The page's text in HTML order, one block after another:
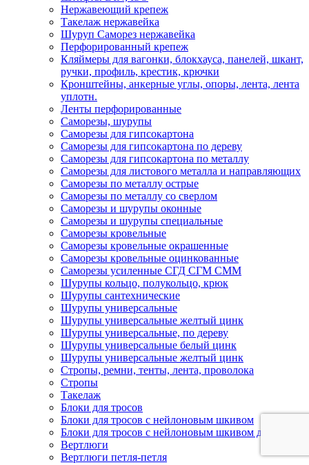
Нержавеющий крепеж
Такелаж нержавейка
Шуруп Саморез нержавейка
Перфорированный крепеж
Кляймеры для вагонки, блокхауса, панелей, шкант,
ручки, профиль, крестик, крючки
Кронштейны, анкерные углы, опоры, лента, лента
уплотн.
Ленты перфорированные
Саморезы, шурупы
Саморезы для гипсокартона
Саморезы для гипсокартона по дереву
Саморезы для гипсокартона по металлу
Саморезы для листового металла и направляющих
Саморезы по металлу острые
Саморезы по металлу со сверлом
Саморезы и шурупы оконные
Саморезы и шурупы специальные
Саморезы кровельные
Саморезы кровельные окрашенные
Саморезы кровельные оцинкованные
Саморезы усиленные СГД СГМ СММ
Шурупы кольцо, полукольцо, крюк
Шурупы сантехнические
Шурупы универсальные
Шурупы универсальные желтый цинк
Шурупы универсальные, по дереву
Шурупы универсальные белый цинк
Шурупы универсальные желтый цинк
Стропы, ремни, тенты, лента, проволока
Стропы
Такелаж
Блоки для тросов
Блоки для тросов с нейлоновым шкивом
Блоки для тросов с нейлоновым шкивом двойные
Вертлюги
Вертлюги петля-петля